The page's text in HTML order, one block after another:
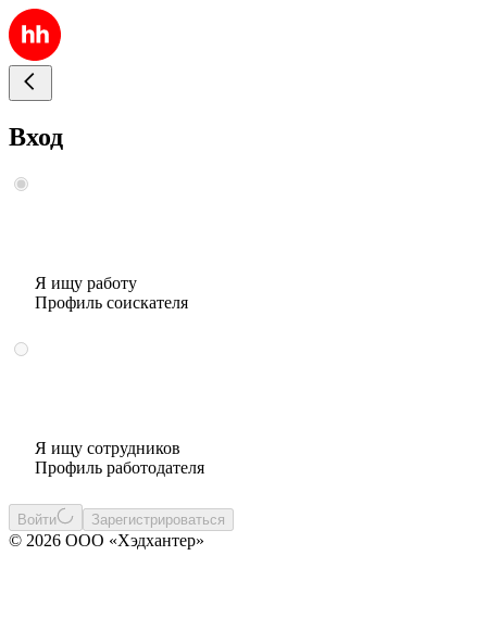
Вход
Я ищу работу
Профиль соискателя
Я ищу сотрудников
Профиль работодателя
Войти Зарегистрироваться
© 2026 ООО «Хэдхантер»